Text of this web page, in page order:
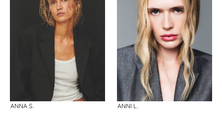
ANNA S. ANNI L.